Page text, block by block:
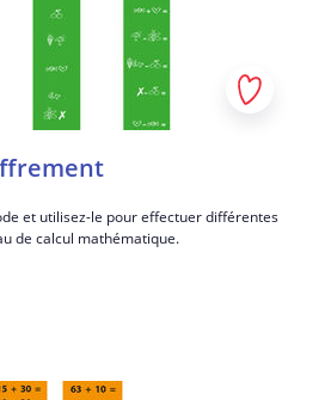
et utilisez-le pour effectuer différentes
de calcul mathématique.